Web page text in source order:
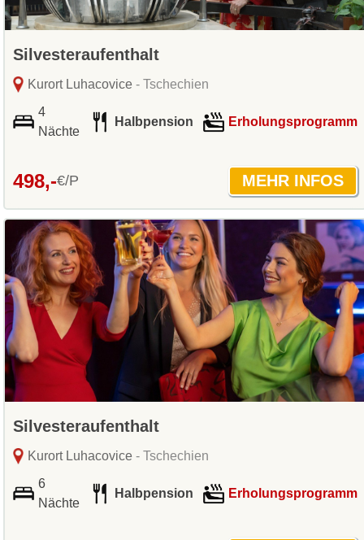
Silvesteraufenthalt
Kurort Luhacovice- Tschechien
4
Nächte
Halbpension Erholungsprogramm
498,-€/P
Silvesteraufenthalt
Kurort Luhacovice- Tschechien
6
Nächte
Halbpension Erholungsprogramm